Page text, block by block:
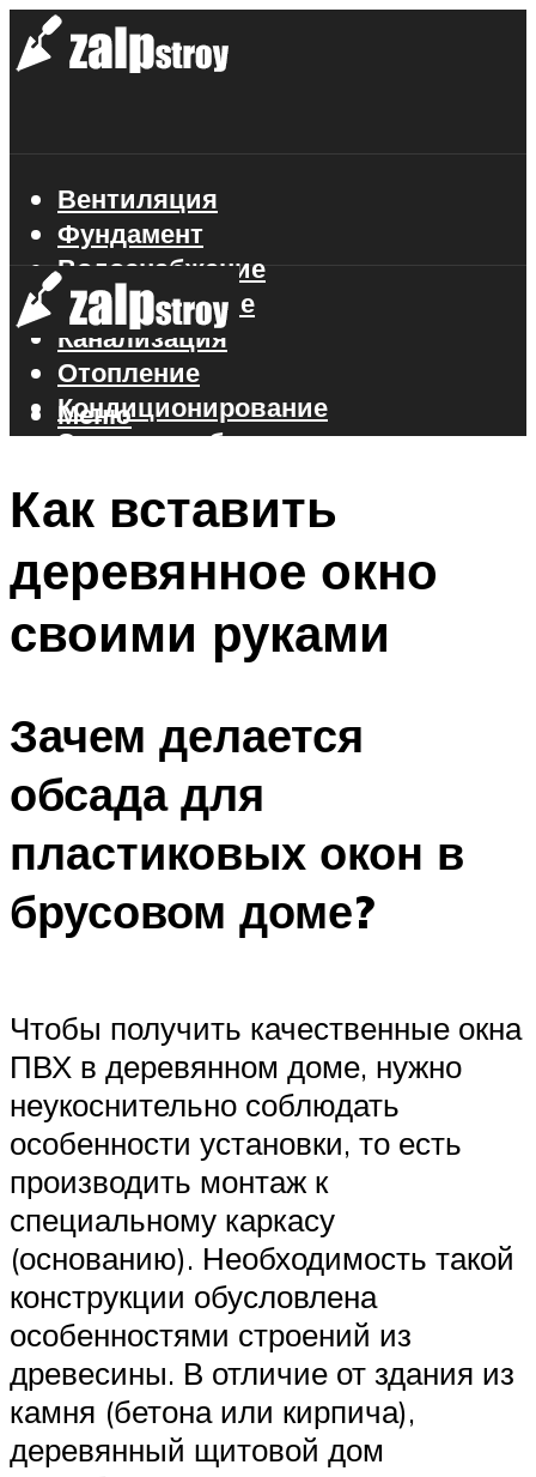
Вентиляция
Фундамент
Водоснабжение
Газоснабжение
Канализация
Отопление
Кондиционирование
Электроснабжение
Меню
Меню
Как вставить
деревянное окно
своими руками
Зачем делается
обсада для
пластиковых окон в
брусовом доме?
Чтобы получить качественные окна
ПВХ в деревянном доме, нужно
неукоснительно соблюдать
особенности установки, то есть
производить монтаж к
специальному каркасу
(основанию). Необходимость такой
конструкции обусловлена
особенностями строений из
древесины. В отличие от здания из
камня (бетона или кирпича),
деревянный щитовой дом